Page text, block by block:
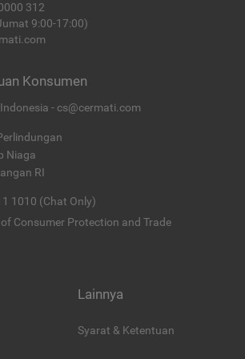
312
9:00-17:00)
Konsumen
- cs@cermati.com
Niaga
RI
1010 (Chat Only)
Consumer Protection and Trade
Lainnya
Syarat & Ketentuan